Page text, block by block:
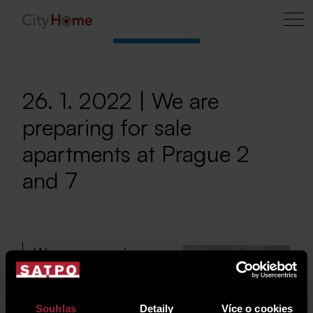
Souhlas Detaily Více o cookies
26. 1. 2022 | We are
preparing for sale
apartments at Prague 2
and 7
We are preparing
several residential